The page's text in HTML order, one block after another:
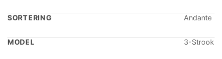
SORTERING Andante
MODEL 3-Strook